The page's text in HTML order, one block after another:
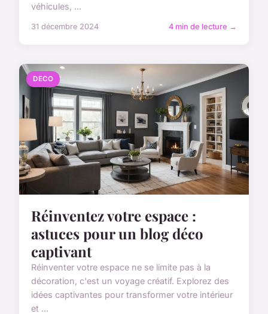
véhicules, ...
31 décembre 2024 4 min de lecture →
DECO
Réinventez votre espace :
astuces pour un blog déco
captivant
Réinventer votre espace ne se limite pas à la
décoration, c'est un voyage créatif. Explorez des
idées captivantes pour transformer votre intérieur
et ...